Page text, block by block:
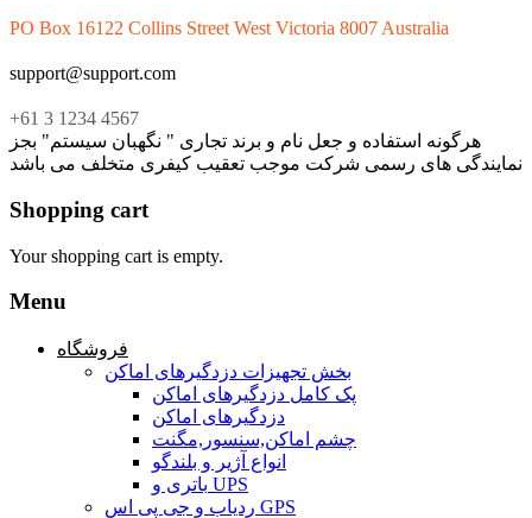
PO Box 16122 Collins Street West Victoria 8007 Australia
support@support.com
+61 3 1234 4567
هرگونه استفاده و جعل نام و برند تجاری " نگهبان سیستم" بجز
نمایندگی های رسمی شرکت موجب تعقیب کیفری متخلف می باشد
Shopping cart
Your shopping cart is empty.
Menu
فروشگاه
بخش تجهیزات دزدگیرهای اماکن
پک کامل دزدگیرهای اماکن
دزدگیرهای اماکن
چشم اماکن,سنسور,مگنت
انواع آژیر و بلندگو
باتری و UPS
ردیاب و جی پی اس GPS